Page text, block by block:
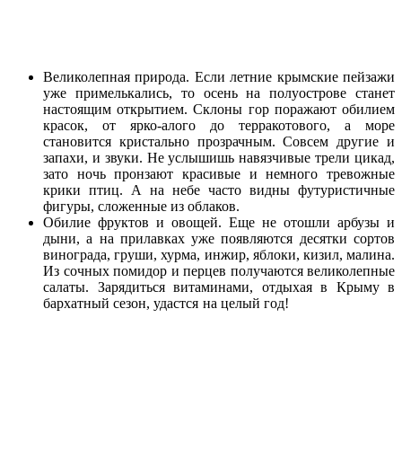
Великолепная природа. Если летние крымские пейзажи
уже примелькались, то осень на полуострове станет
настоящим открытием. Склоны гор поражают обилием
красок, от ярко-алого до терракотового, а море
становится кристально прозрачным. Совсем другие и
запахи, и звуки. Не услышишь навязчивые трели цикад,
зато ночь пронзают красивые и немного тревожные
крики птиц. А на небе часто видны футуристичные
фигуры, сложенные из облаков.
Обилие фруктов и овощей. Еще не отошли арбузы и
дыни, а на прилавках уже появляются десятки сортов
винограда, груши, хурма, инжир, яблоки, кизил, малина.
Из сочных помидор и перцев получаются великолепные
салаты. Зарядиться витаминами, отдыхая в Крыму в
бархатный сезон, удастся на целый год!